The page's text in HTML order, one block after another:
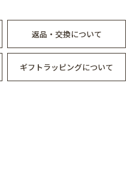
返品・交換について
ギフトラッピングについて